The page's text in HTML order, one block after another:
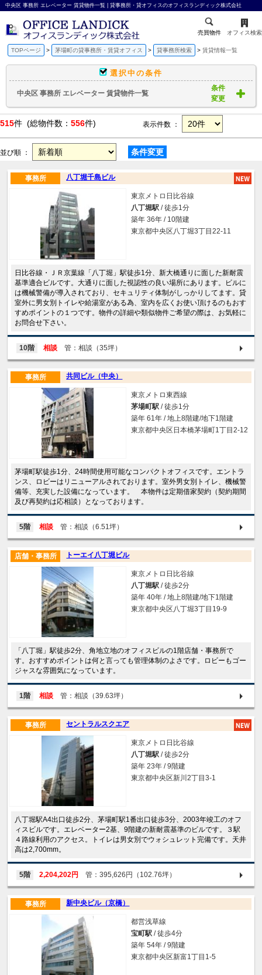
中央区 事務所 エレベーター 賃貸物件一覧 | 貸事務所・貸オフィスのオフィスランディック株式会社
売買物件 オフィス検索
TOPページ 茅場町の貸事務所・賃貸オフィス 貸事務所検索 賃貸情報一覧
選択中の条件
中央区 事務所 エレベーター 賃貸物件一覧
条件
変更
515件 (総物件数： 556件) 表示件数 ：
並び順 ： 条件変更
八丁堀千島ビル
事務所
東京メトロ日比谷線
八丁堀駅 / 徒歩1分
築年 36年 / 10階建
東京都中央区八丁堀3丁目22-11
日比谷線・ＪＲ京葉線「八丁堀」駅徒歩1分、新大橋通りに面した新耐震
基準適合ビルです。大通りに面した視認性の良い場所にあります。ビルに
は機械警備が導入されており、セキュリティ体制がしっかりしてます。貸
室外に男女別トイレや給湯室がある為、室内を広くお使い頂けるのもおす
すめポイントの１つです。物件の詳細や類似物件ご希望の際は、お気軽に
お問合せ下さい。
10階 相談 管：相談（35坪）
共同ビル（中央）
事務所
東京メトロ東西線
茅場町駅 / 徒歩1分
築年 61年 / 地上8階建/地下1階建
東京都中央区日本橋茅場町1丁目2-12
茅場町駅徒歩1分、24時間使用可能なコンパクトオフィスです。エントラ
ンス、ロビーはリニューアルされております。室外男女別トイレ、機械警
備等、充実した設備になっています。 本物件は定期借家契約（契約期間
及び再契約は応相談）となっております。
5階 相談 管：相談（6.51坪）
トーエイ八丁堀ビル
店舗・事務所
東京メトロ日比谷線
八丁堀駅 / 徒歩2分
築年 40年 / 地上8階建/地下1階建
東京都中央区八丁堀3丁目19-9
「八丁堀」駅徒歩2分、角地立地のオフィスビルの1階店舗・事務所で
す。おすすめポイントは何と言っても管理体制のよさです。ロビーもゴー
ジャスな雰囲気になっています。
1階 相談 管：相談（39.63坪）
セントラルスクエア
事務所
東京メトロ日比谷線
八丁堀駅 / 徒歩2分
築年 23年 / 9階建
東京都中央区新川2丁目3-1
八丁堀駅A4出口徒歩2分、茅場町駅1番出口徒歩3分、2003年竣工のオフ
ィスビルです。エレベーター2基、9階建の新耐震基準のビルです。３駅
４路線利用のアクセス。トイレは男女別でウォシュレット完備です。天井
高は2,700mm。
5階 2,204,202円 管：395,626円（102.76坪）
新中央ビル（京橋）
事務所
都営浅草線
宝町駅 / 徒歩4分
築年 54年 / 9階建
東京都中央区新富1丁目1-5